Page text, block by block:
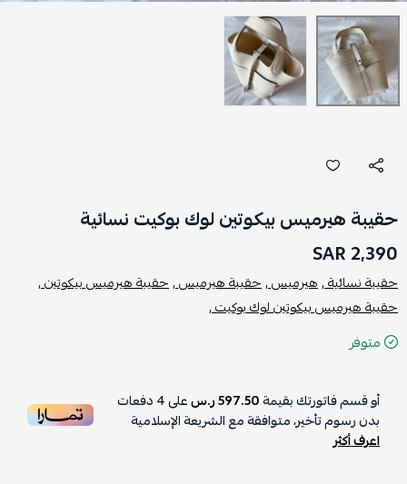
حقيبة هيرميس بيكوتين لوك بوكيت نسائية
2,390 SAR
حقيبة نسائية ,هيرميس ,حقيبة هيرميس ,حقيبة هيرميس بيكوتين ,
حقيبة هيرميس بيكوتين لوك بوكيت ,
متوفر
أو قسم فاتورتك بقيمة597.50 ر.س على4دفعات
بدون رسوم تأخير، متوافقة مع الشريعة الإسلامية
اعرف أكثر